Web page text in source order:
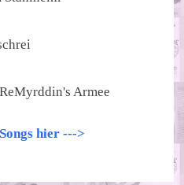
Armee
hier --->